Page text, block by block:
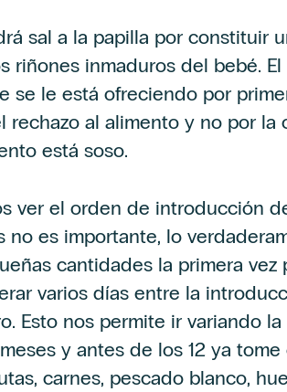
sal a la papilla por constituir
riñones inmaduros del bebé.
se le está ofreciendo por
rechazo al alimento y no por la
está soso.
ver el orden de introducción
no es importante, lo
cantidades la primera vez
varios días entre la
Esto nos permite ir variando
y antes de los 12 ya
carnes, pescado blanco,